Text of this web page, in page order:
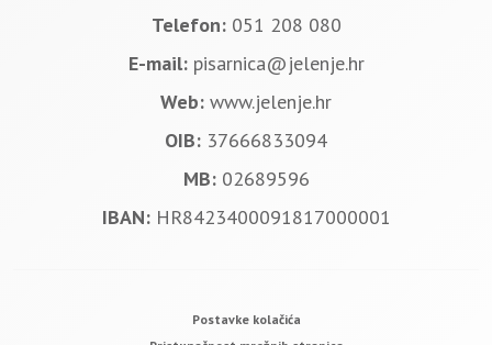
Telefon: 051 208 080
E-mail: pisarnica@jelenje.hr
Web: www.jelenje.hr
OIB: 37666833094
MB: 02689596
IBAN: HR8423400091817000001
Postavke kolačića